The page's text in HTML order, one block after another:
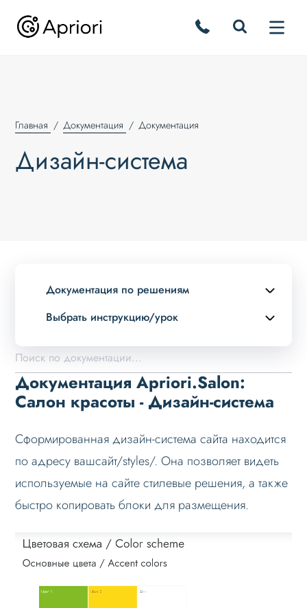
Главная Документация Документация
Дизайн-система
Документация по решениям
Выбрать инструкцию/урок
Описание курса
Возможности
Примеры страниц
Установка и обновление
Данные
Дизайн
Конфигуратор
Выбор готового дизайна
Дизайн-система
Выбор цвета для сайта
Как быстро создать уникальный дизайн
Документация Apriori.Salon:
Салон красоты - Дизайн-система
Сформированная дизайн-система сайта находится
по адресу вашсайт/styles/. Она позволяет видеть
используемые на сайте стилевые решения, а также
быстро копировать блоки для размещения.